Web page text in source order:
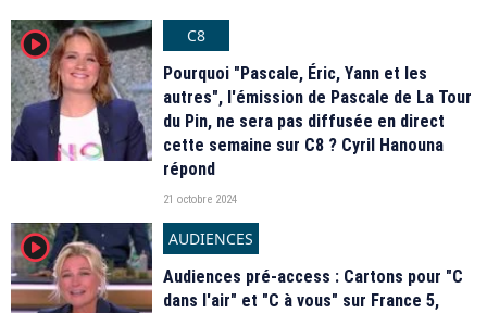
player2
C8
Pourquoi "Pascale, Éric, Yann et les
autres", l'émission de Pascale de La Tour
du Pin, ne sera pas diffusée en direct
cette semaine sur C8 ? Cyril Hanouna
répond
21 octobre 2024
player2
AUDIENCES
Audiences pré-access : Cartons pour "C
dans l'air" et "C à vous" sur France 5,